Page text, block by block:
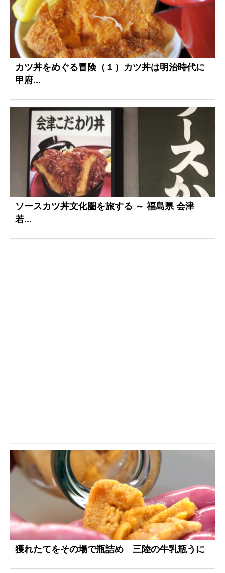
カツ丼をめぐる冒険（１）カツ丼は明治時代に
甲府...
ソースカツ丼文化圏を旅する ～ 福島県 会津
若...
獲れたてをその場で瓶詰め 三陸の牛乳瓶うに